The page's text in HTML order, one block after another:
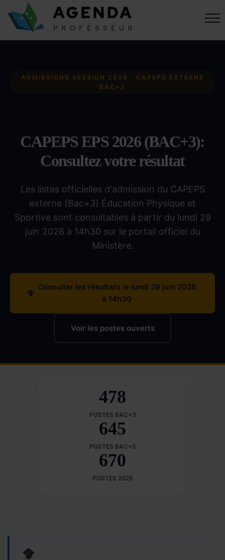
ADMISSIONS SESSION 2026 · CAPEPS EXTERNE
BAC+3
CAPEPS EPS 2026 (BAC+3):
Consultez votre résultat
Les listes officielles d'admission du CAPEPS
externe (Bac+3) Éducation Physique et
Sportive sont consultables à partir du lundi 29
juin 2026 à 14h30 sur le portail officiel du
Ministère.
Consulter les résultats le lundi 29 juin 2026
à 14h30
Voir les postes ouverts
478
POSTES BAC+3
645
POSTES BAC+5
670
POSTES 2025